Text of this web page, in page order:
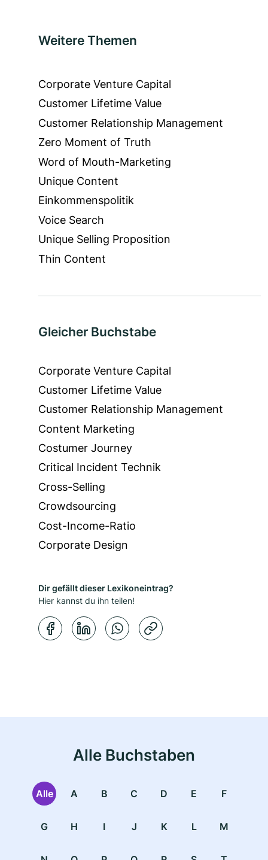
Weitere Themen
Corporate Venture Capital
Customer Lifetime Value
Customer Relationship Management
Zero Moment of Truth
Word of Mouth-Marketing
Unique Content
Einkommenspolitik
Voice Search
Unique Selling Proposition
Thin Content
Gleicher Buchstabe
Corporate Venture Capital
Customer Lifetime Value
Customer Relationship Management
Content Marketing
Costumer Journey
Critical Incident Technik
Cross-Selling
Crowdsourcing
Cost-Income-Ratio
Corporate Design
Dir gefällt dieser Lexikoneintrag?
Hier kannst du ihn teilen!
Alle Buchstaben
Alle A B C D E F
G H I J K L M